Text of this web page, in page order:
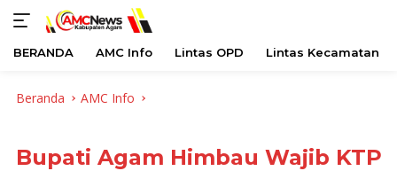
BERANDA AMC Info Lintas OPD Lintas Kecamatan
Beranda AMC Info
Bupati Agam Himbau Wajib KTP